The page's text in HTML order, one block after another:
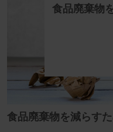
食品廃棄物
食品廃棄物を減らす